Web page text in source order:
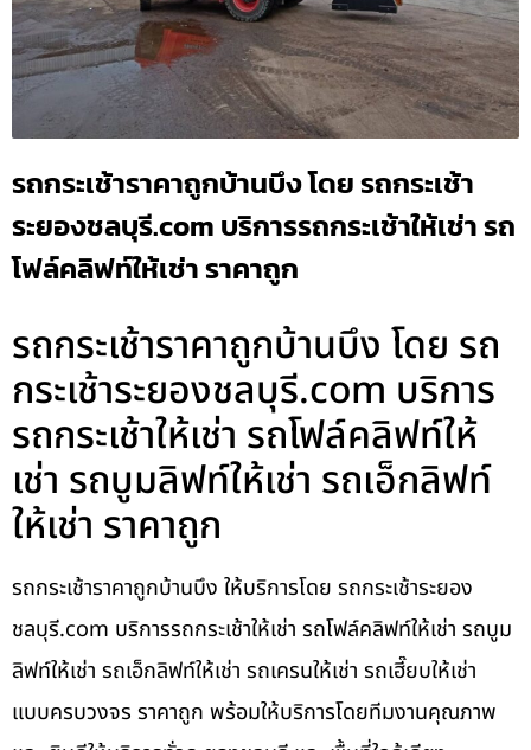
รถกระเช้าราคาถูกบ้านบึง โดย รถกระเช้า
ระยองชลบุรี.com บริการรถกระเช้าให้เช่า รถ
โฟล์คลิฟท์ให้เช่า ราคาถูก
รถกระเช้าราคาถูกบ้านบึง โดย รถ
กระเช้าระยองชลบุรี.com บริการ
รถกระเช้าให้เช่า รถโฟล์คลิฟท์ให้
เช่า รถบูมลิฟท์ให้เช่า รถเอ็กลิฟท์
ให้เช่า ราคาถูก
รถกระเช้าราคาถูกบ้านบึง ให้บริการโดย รถกระเช้าระยอง
ชลบุรี.com บริการรถกระเช้าให้เช่า รถโฟล์คลิฟท์ให้เช่า รถบูม
ลิฟท์ให้เช่า รถเอ็กลิฟท์ให้เช่า รถเครนให้เช่า รถเฮี๊ยบให้เช่า
แบบครบวงจร ราคาถูก พร้อมให้บริการโดยทีมงานคุณภาพ